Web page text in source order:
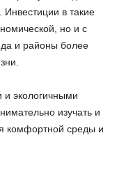
в такие
но и с
и районы более
экологичными
изучать и
комфортной среды и